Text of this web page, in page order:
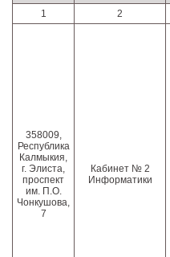
1 2
358009,
Республика
Калмыкия,
г. Элиста,
проспект
им. П.О.
Чонкушова,
7
Кабинет № 2
Информатики